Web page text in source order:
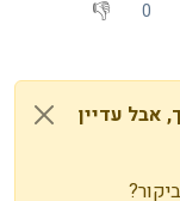
0
אבל עדיין